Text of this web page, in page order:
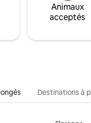
Animaux
acceptés
Destinations à